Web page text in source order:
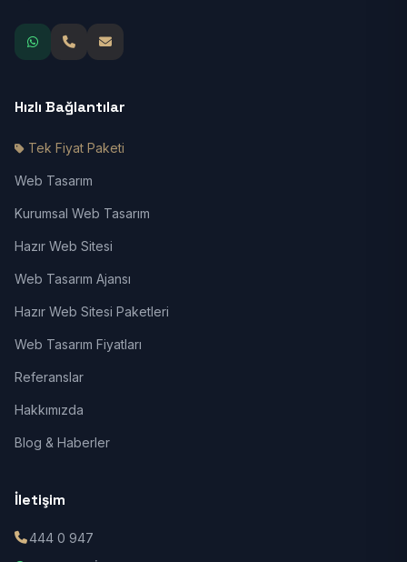
Hızlı Bağlantılar
Tek Fiyat Paketi
Web Tasarım
Kurumsal Web Tasarım
Hazır Web Sitesi
Web Tasarım Ajansı
Hazır Web Sitesi Paketleri
Web Tasarım Fiyatları
Referanslar
Hakkımızda
Blog & Haberler
İletişim
444 0 947